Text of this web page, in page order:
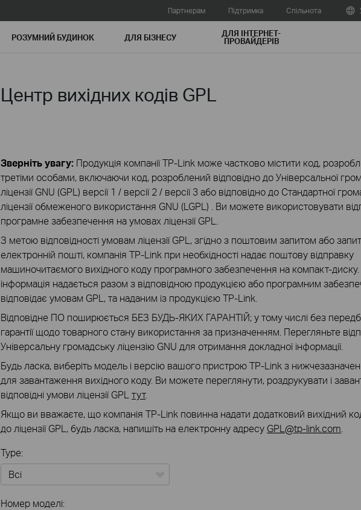
Партнерам Підтримка Спільнота
РОЗУМНИЙ БУДИНОК ДЛЯ БIЗНЕСУ ДЛЯ ІНТЕРНЕТ-
ПРОВАЙДЕРІВ
Центр вихідних кодів GPL
Зверніть увагу: Продукція компанії TP-Link може частково містити код,
третіми особами, включаючи код, розроблений відповідно до Універсальної
ліцензії GNU (GPL) версії 1 / версії 2 / версії 3 або відповідно до Стандартної
ліцензії обмеженого використання GNU (LGPL) . Ви можете використовувати
програмне забезпечення на умовах ліцензії GPL.
З метою відповідності умовам ліцензії GPL, згідно з поштовим запитом або
електронній пошті, компанія TP-Link при необхідності надає поштову відправку
машиночитаємого вихідного коду програмного забезпечення на компакт-
інформація надається разом з відповідною продукцією або програмним
відповідає умовам GPL, та наданим із продукцією TP-Link.
Відповідне ПО поширюється БЕЗ БУДЬ-ЯКИХ ГАРАНТІЙ; у тому числі без
гарантії щодо товарного стану використання за призначенням. Перегляньте
Універсальну громадську ліцензію GNU для отримання докладної інформації.
Будь ласка, виберіть модель і версію вашого пристрою TP-Link з
для завантаження вихідного коду. Ви можете переглянути, роздрукувати і
відповідні умови ліцензії GPL тут.
Якщо ви вважаєте, що компанія TP-Link повинна надати додатковий вихідний
до ліцензії GPL, будь ласка, напишіть на електронну адресу GPL@tp-link.com
Type:
Номер моделі: